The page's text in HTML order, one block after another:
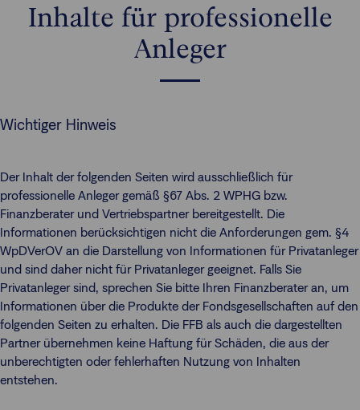
Inhalte für professionelle
Anleger
Wichtiger Hinweis
Der Inhalt der folgenden Seiten wird ausschließlich für
professionelle Anleger gemäß §67 Abs. 2 WPHG bzw.
Finanzberater und Vertriebspartner bereitgestellt. Die
Informationen berücksichtigen nicht die Anforderungen gem. §4
WpDVerOV an die Darstellung von Informationen für Privatanleger
und sind daher nicht für Privatanleger geeignet. Falls Sie
Privatanleger sind, sprechen Sie bitte Ihren Finanzberater an, um
Informationen über die Produkte der Fondsgesellschaften auf den
folgenden Seiten zu erhalten. Die FFB als auch die dargestellten
Partner übernehmen keine Haftung für Schäden, die aus der
unberechtigten oder fehlerhaften Nutzung von Inhalten
entstehen.